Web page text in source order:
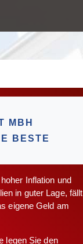
MBH
BESTE
Inflation und
in guter Lage, fällt
eigene Geld am
legen Sie den